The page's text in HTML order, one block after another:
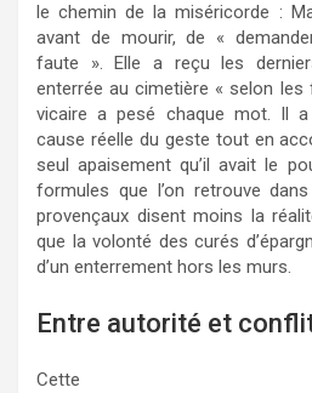
le chemin de la miséricorde :
avant de mourir, de «
faute ». Elle a reçu les
enterrée au cimetière « selon
vicaire a pesé chaque mot. Il
cause réelle du geste tout en
seul apaisement qu’il avait le
formules que l’on retrouve
provençaux disent moins la
que la volonté des curés
d’un enterrement hors les murs.
Entre autorité et
Cette